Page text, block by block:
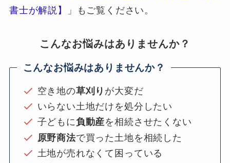
書士が解説】
」もご覧ください。
こんなお悩みはありませんか？
こんなお悩みはありませんか？
空き地の草刈り が大変だ
いらない土地だけを処分したい
子どもに負動産を相続させたくない
原野商法で買った土地を相続した
土地が売れなくて困っている